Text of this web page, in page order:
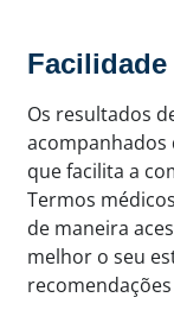
Facilidade
Os resultados
acompanhados
que facilita a
Termos
de maneira
melhor o seu